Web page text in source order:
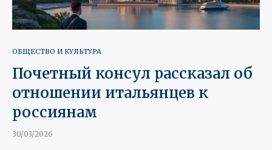
ОБЩЕСТВО И КУЛЬТУРА
Почетный консул рассказал об
отношении итальянцев к
россиянам
30/03/2026